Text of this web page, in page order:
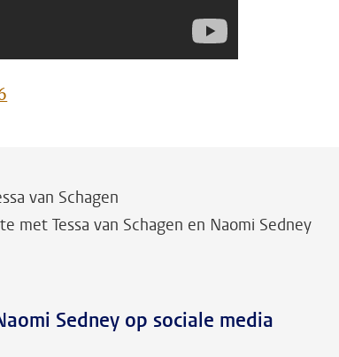
van Schagen
met Tessa van Schagen en Naomi Sedney
Sedney op sociale media